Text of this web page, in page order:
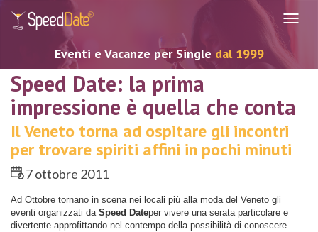
Eventi e Vacanze per Single dal 1999
Speed Date: la prima
impressione è quella che conta
Il Veneto torna ad ospitare gli incontri
per trovare spiriti affini in pochi minuti
7 ottobre 2011
Ad Ottobre tornano in scena nei locali più alla moda del Veneto gli
eventi organizzati da Speed Dateper vivere una serata particolare e
divertente approfittando nel contempo della possibilità di conoscere